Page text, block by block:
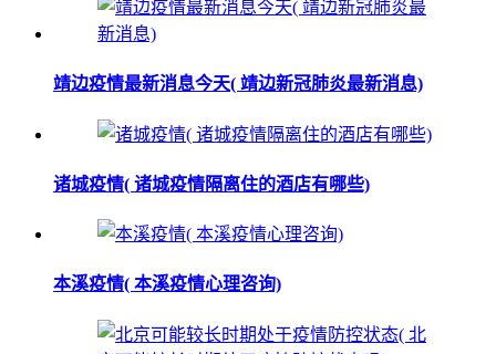
靖边疫情最新消息今天( 靖边新冠肺炎最新消息)
诸城疫情( 诸城疫情隔离住的酒店有哪些)
本溪疫情( 本溪疫情心理咨询)